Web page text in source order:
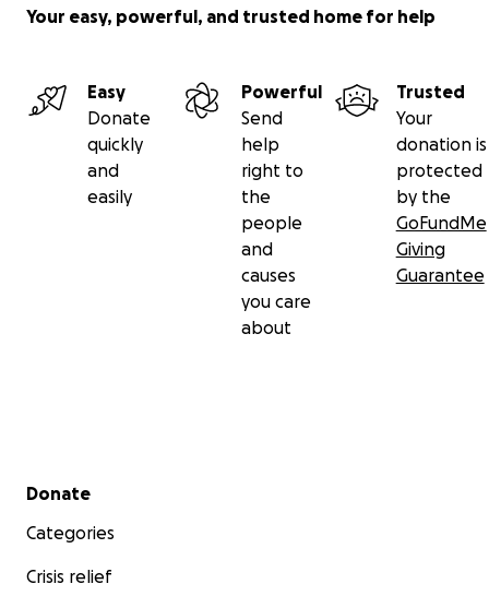
Your easy, powerful, and trusted home for help
Easy
Donate
quickly
and
easily
Powerful
Send
help
right to
the
people
and
causes
you care
about
Trusted
Your
donation is
protected
by the
GoFundMe
Giving
Guarantee
Secondary menu
Donate
Categories
Crisis relief